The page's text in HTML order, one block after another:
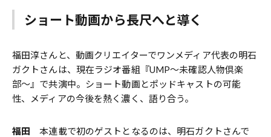
ショート動画から長尺へと導く
福田淳さんと、動画クリエイターでワンメディア代表の明石
ガクトさんは、現在ラジオ番組『UMP〜未確認人物倶楽
部〜』で共演中。ショート動画とポッドキャストの可能
性、メディアの今後を熱く濃く、語り合う。
福田 本連載で初のゲストとなるのは、明石ガクトさんで